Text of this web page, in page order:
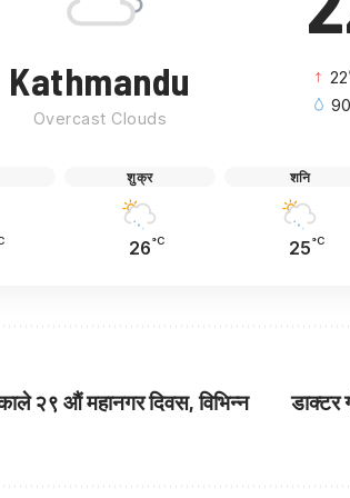
Kathmandu
Overcast Clouds
22
शुक्र
26°C
शनि
25°C
२९ औं महानगर दिवस, विभिन्न
डाक्टर